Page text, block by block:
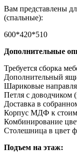
Вам представлены
(спальные):
600*420*510
Дополнительные
Требуется сборка
Дополнительный
Шариковые
Петля с доводчиком
Доставка в
Корпус МДФ к
Комбинирование
Столешница в цвет
Подъем на этаж: